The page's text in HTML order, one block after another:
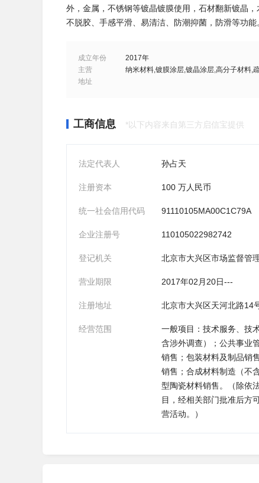
外，金属，不锈钢等镀晶镀膜使用，石材翻新镀晶
不脱胶、手感平滑、易清洁、防潮抑菌，防滑等功
成立年份
2017年
主营
纳米材料,镀膜涂层,镀晶涂层,高分子材料,
地址
工商信息 *以下内容来自第三方启信宝提供
法定代表人 孙占天
注册资本 100 万人民币
统一社会信用代码 91110105MA00C1C79A
企业注册号 110105022982742
登记机关 北京市大兴区市场监督管
营业期限 2017年02月20日---
注册地址 北京市大兴区天河北路14
经营范围
一般项目：技术服务、技
含涉外调查）；公共事业
销售；包装材料及制品销
销售；合成材料制造（不
型陶瓷材料销售。（除依
目，经相关部门批准后方
营活动。）